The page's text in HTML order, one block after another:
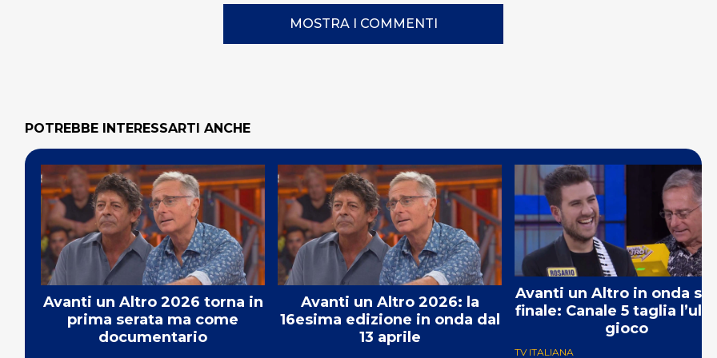
MOSTRA I COMMENTI
POTREBBE INTERESSARTI ANCHE
Avanti un Altro 2026 torna in
prima serata ma come
documentario
Avanti un Altro 2026: la
16esima edizione in onda dal
13 aprile
Avanti un Altro in onda
finale: Canale 5 taglia
gioco
TV ITALIANA